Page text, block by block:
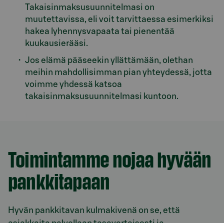
Takaisinmaksusuunnitelmasi on
muutettavissa, eli voit tarvittaessa esimerkiksi
hakea lyhennysvapaata tai pienentää
kuukausierääsi.
Jos elämä pääseekin yllättämään, olethan
meihin mahdollisimman pian yhteydessä, jotta
voimme yhdessä katsoa
takaisinmaksusuunnitelmasi kuntoon.
Toimintamme nojaa hyvään
pankkitapaan
Hyvän pankkitavan kulmakivenä on se, että